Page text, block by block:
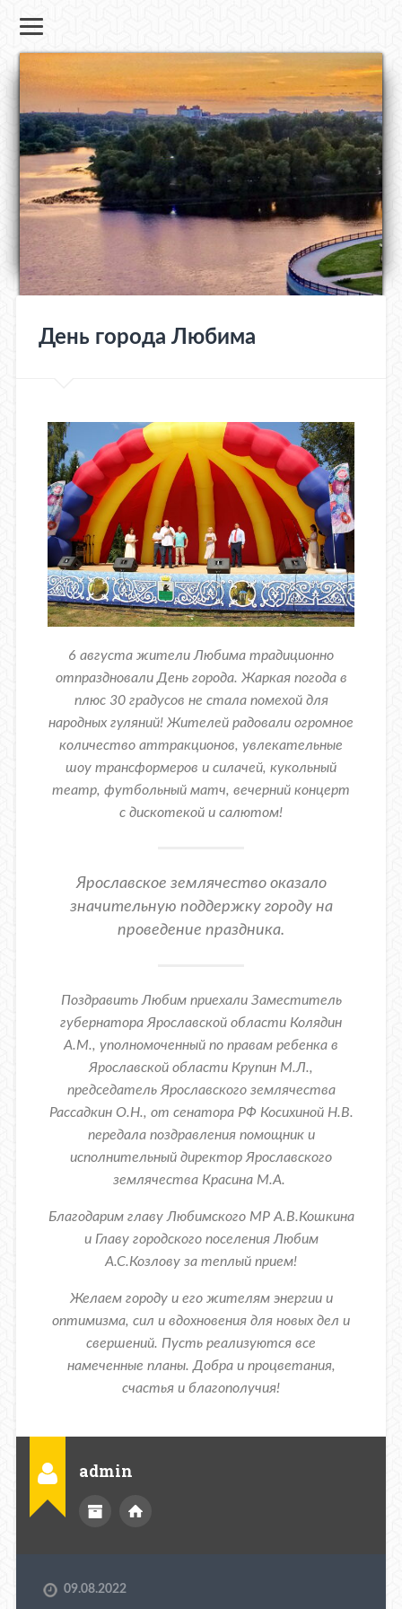
День города Любима
6 августа жители Любима традиционно
отпраздновали День города. Жаркая погода в
плюс 30 градусов не стала помехой для
народных гуляний! Жителей радовали огромное
количество аттракционов, увлекательные
шоу трансформеров и силачей, кукольный
театр, футбольный матч, вечерний концерт
с дискотекой и салютом!
Ярославское землячество оказало
значительную поддержку городу на
проведение праздника.
Поздравить Любим приехали Заместитель
губернатора Ярославской области Колядин
А.М., уполномоченный по правам ребенка в
Ярославской области Крупин М.Л.,
председатель Ярославского землячества
Рассадкин О.Н., от сенатора РФ Косихиной Н.В.
передала поздравления помощник и
исполнительный директор Ярославского
землячества Красина М.А.
Благодарим главу Любимского МР А.В.Кошкина
и Главу городского поселения Любим
А.С.Козлову за теплый прием!
Желаем городу и его жителям энергии и
оптимизма, сил и вдохновения для новых дел и
свершений. Пусть реализуются все
намеченные планы. Добра и процветания,
счастья и благополучия!
admin
09.08.2022